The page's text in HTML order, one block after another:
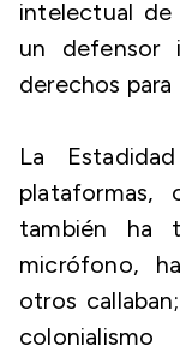
intelectual
un defensor
derechos
La
plataformas,
también ha
micrófono,
otros